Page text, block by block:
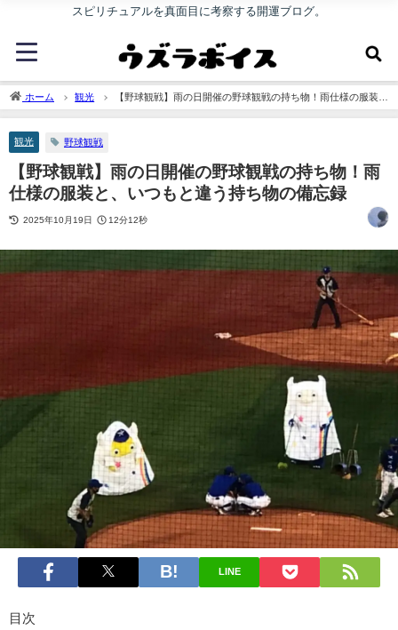
スピリチュアルを真面目に考察する開運ブログ。
ホーム 観光
【野球観戦】雨の日開催の野球観戦の持ち物！雨仕様の服装
と、いつもと違う持ち物の備忘録
観光 野球観戦
【野球観戦】雨の日開催の野球観戦の持ち物！雨
仕様の服装と、いつもと違う持ち物の備忘録
2025年10月19日 12分12秒
LINE
目次